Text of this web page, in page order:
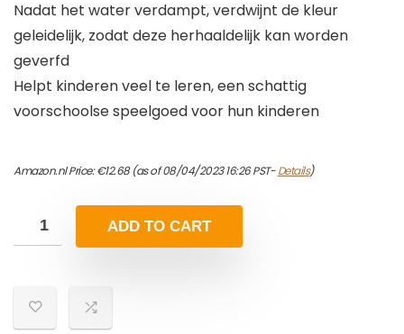
Nadat het water verdampt, verdwijnt de kleur
geleidelijk, zodat deze herhaaldelijk kan worden
geverfd
Helpt kinderen veel te leren, een schattig
voorschoolse speelgoed voor hun kinderen
Amazon.nl Price:€12.68(as of 08/04/2023 16:26 PST-Details)
ADD TO CART